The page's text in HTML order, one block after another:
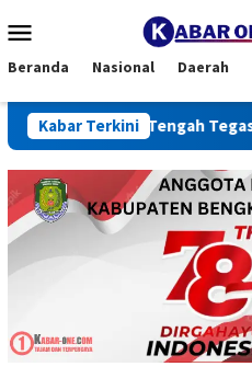
ke
Mobile
Beranda Nasional Daerah
Kabar Terkini
Tengah Tegaskan Marwah